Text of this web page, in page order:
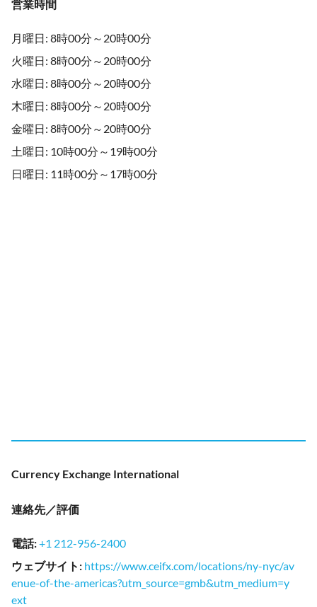
営業時間
月曜日: 8時00分～20時00分
火曜日: 8時00分～20時00分
水曜日: 8時00分～20時00分
木曜日: 8時00分～20時00分
金曜日: 8時00分～20時00分
土曜日: 10時00分～19時00分
日曜日: 11時00分～17時00分
Currency Exchange International
連絡先／評価
電話:+1 212-956-2400
ウェブサイト : https://www.ceifx.com/locations/ny-nyc/av
enue-of-the-americas?utm_source=gmb&utm_medium=y
ext